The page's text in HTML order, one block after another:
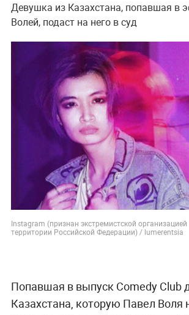
Девушка из Казахстана, попавшая в
Волей, подаст на него в суд
Instagram (признан экстремистской
территории Российской Федерации) / lumerentsia
Попавшая в выпуск Comedy Club
Казахстана, которую Павел Воля